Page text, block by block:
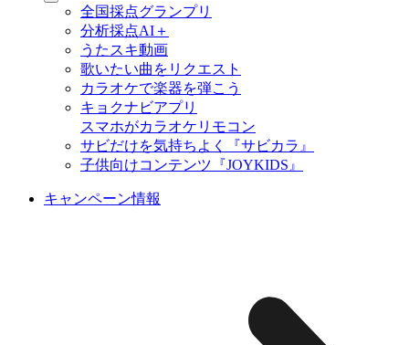
全国採点グランプリ
分析採点AI＋
うたスキ動画
歌いたい曲をリクエスト
カラオケで楽器を弾こう
キョクナビアプリ
スマホがカラオケリモコン
サビだけを気持ちよく『サビカラ』
子供向けコンテンツ『JOYKIDS』
キャンペーン情報